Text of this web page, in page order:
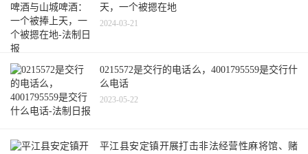
天，一个被摁在地
2024-03-21
0215572是交行的电话么，4001795559是交行什
么电话
2023-05-22
平江县安定镇开展打击非法经营性麻将馆、赌